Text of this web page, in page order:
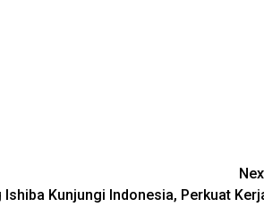
Ishiba Kunjungi Indonesia, Perkuat